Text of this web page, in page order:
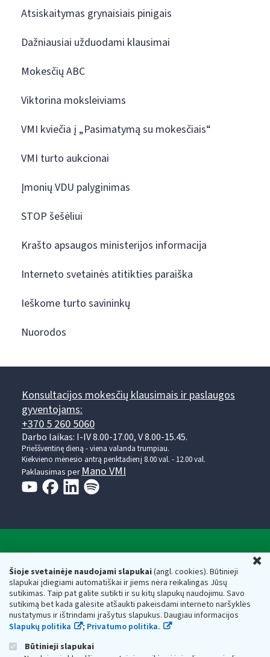
Šioje svetainėje naudojami slapukai(angl. cookies). Būtinieji
slapukai įdiegiami automatiškai ir jiems nėra reikalingas Jūsų
sutikimas. Taip pat galite sutikti ir su kitų slapukų naudojimu. Savo
sutikimą bet kada galėsite atšaukti pakeisdami interneto naršyklės
nustatymus ir ištrindami įrašytus slapukus. Daugiau informacijos
Slapukų politika
; Privatumo politika.
Būtinieji slapukai
Atsiskaitymas grynaisiais pinigais
Dažniausiai užduodami klausimai
Mokesčių ABC
Viktorina moksleiviams
VMI kviečia į „Pasimatymą su mokesčiais“
VMI turto aukcionai
Įmonių VDU palyginimas
STOP šešėliui
Krašto apsaugos ministerijos informacija
Interneto svetainės atitikties paraiška
Ieškome turto savininkų
Nuorodos
Konsultacijos mokesčių klausimais ir paslaugos
gyventojams:
+370 5 260 5060
Darbo laikas: I-IV 8.00-17.00, V 8.00-15.45.
Prieššventinę dieną - viena valanda trumpiau.
Kiekvieno mėnesio antrą penktadienį 8.00 val. - 12.00 val.
Paklausimas per Mano VMI
Respublikos finansų ministerijos
Biudžetinė įstaiga. Juridinio asmens kodas — 188659752,
adresas: Vasario 16-osios g. 14, 01107 Vilnius, Lietuva, el.paštas:
vmi@vmi.lt, E. pristatymo dėžutės adresas 188659752
Duomenys apie Valstybinę mokesčių inspekciją prie Lietuvos
Respublikos finansų ministerijos kaupiami ir saugomi Juridinių